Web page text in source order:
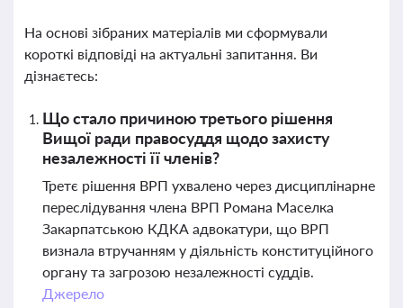
На основі зібраних матеріалів ми сформували
короткі відповіді на актуальні запитання. Ви
дізнаєтесь:
Що стало причиною третього рішення
Вищої ради правосуддя щодо захисту
незалежності її членів?
Третє рішення ВРП ухвалено через дисциплінарне
переслідування члена ВРП Романа Маселка
Закарпатською КДКА адвокатури, що ВРП
визнала втручанням у діяльність конституційного
органу та загрозою незалежності суддів.
Джерело